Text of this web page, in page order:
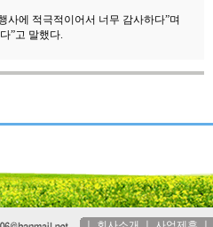
사에 적극적이어서 너무 감사하다”며
”고 말했다.